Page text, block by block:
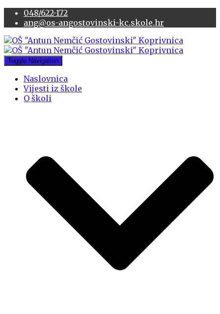
048/622-172
ang@os-angostovinski-kc.skole.hr
Toggle Navigation
Naslovnica
Vijesti iz škole
O školi